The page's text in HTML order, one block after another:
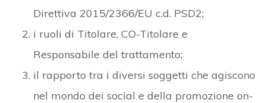
Direttiva 2015/2366/EU c.d. PSD2;
i ruoli di Titolare, CO-Titolare e
Responsabile del trattamento;
il rapporto tra i diversi soggetti che agiscono
nel mondo dei social e della promozione on-